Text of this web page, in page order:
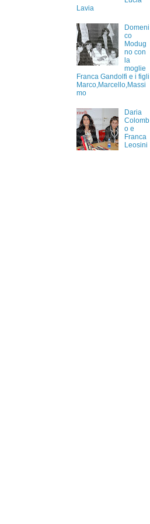
Lavia
Domeni
co
Modug
no con
la
moglie
Franca Gandolfi e i figli
Marco,Marcello,Massi
mo
Daria
Colomb
o e
Franca
Leosini